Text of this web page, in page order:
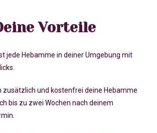
Vorteile
jede Hebamme in deiner Umgebung mit
zusätzlich und kostenfrei deine Hebamme
bis zu zwei Wochen nach deinem